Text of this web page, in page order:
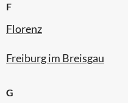
F
Florenz
Freiburg im Breisgau
G